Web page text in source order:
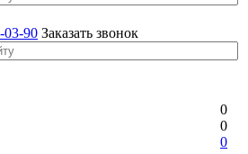
03-90 Заказать звонок
0
0
0